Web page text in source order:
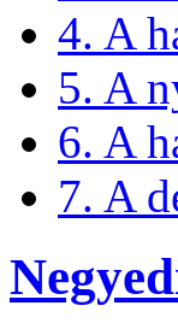
4. A
5. A
6. A
7. A